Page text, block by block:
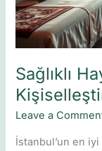
Sağlıklı
Leave a
İstanbul’un en